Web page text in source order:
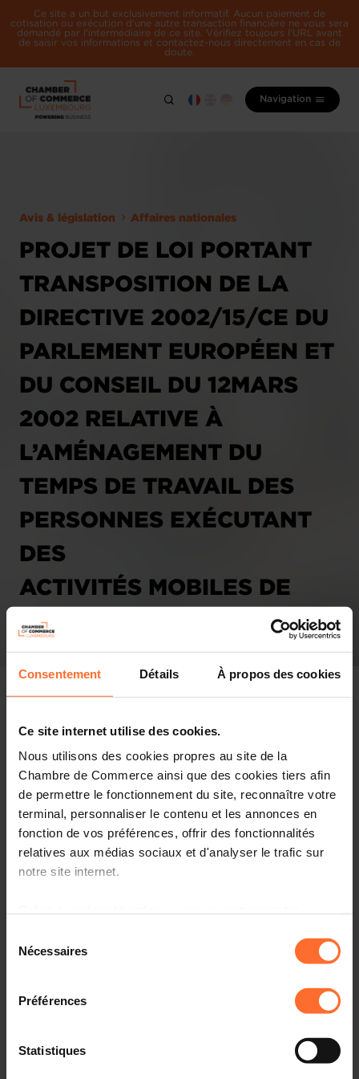
Consentement Détails À propos des cookies
Ce site internet utilise des cookies.
Nous utilisons des cookies propres au site de la
Chambre de Commerce ainsi que des cookies tiers afin
de permettre le fonctionnement du site, reconnaître votre
terminal, personnaliser le contenu et les annonces en
fonction de vos préférences, offrir des fonctionnalités
relatives aux médias sociaux et d'analyser le trafic sur
notre site internet.
à l’exception des cookies strictement nécessaires au
fonctionnement du site. Une description des différents
cookies est accessible sous l’onglet « Détails » ci-
dessus.
Il est précisé que la navigation sur le site et certaines
fonctionnalités (ex : lecture de vidéos, partage sur les
Nécessaires
Préférences
Statistiques
Ce site a un but exclusivement informatif. Aucun paiement de
cotisation ou exécution d'une autre transaction financière ne vous sera
demandé par l'intermédiaire de ce site. Vérifiez toujours l'URL avant
de saisir vos informations et contactez-nous directement en cas de
doute.
Navigation
Avis & législation Affaires nationales
PROJET DE LOI PORTANT
TRANSPOSITION DE LA
DIRECTIVE 2002/15/CE DU
PARLEMENT EUROPÉEN ET
DU CONSEIL DU 12MARS
2002 RELATIVE À
L’AMÉNAGEMENT DU
TEMPS DE TRAVAIL DES
PERSONNES EXÉCUTANT
DES
ACTIVITÉS MOBILES DE
TRANSPORT ROUTIER.
(3040 AFR)
Infos pratiques
1 texte de projet
Partager cet article
Parlement européen et du Conseil du 12mars 2002
l’aménagement du temps de travail des personnes